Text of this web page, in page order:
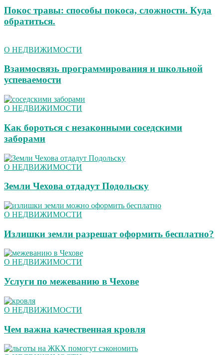
Покос травы: способы покоса, сложности. Куда
обратиться.
О НЕДВИЖИМОСТИ
Взаимосвязь программирования и школьной
успеваемости
О НЕДВИЖИМОСТИ
Как бороться с незаконными соседскими
заборами
О НЕДВИЖИМОСТИ
Земли Чехова отдадут Подольску
О НЕДВИЖИМОСТИ
Излишки земли разрешат оформить бесплатно?
О НЕДВИЖИМОСТИ
Услуги по межеванию в Чехове
О НЕДВИЖИМОСТИ
Чем важна качественная кровля